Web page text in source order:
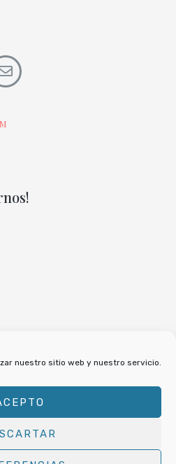
nuestro sitio web y nuestro servicio.